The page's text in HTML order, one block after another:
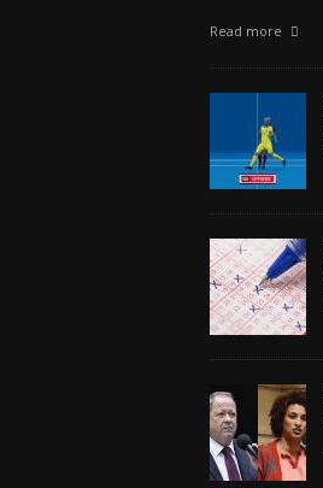
Read more